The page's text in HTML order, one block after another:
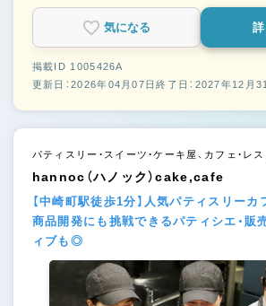
気になる
掲載ID 1005426A
更新日：2026年04月07日終了日：2027年12月
パティスリー・スイーツ・ケーキ屋、カフェ・レ
hannoc（ハノック）cake,cafe
【中崎町駅徒歩1分】人気パティスリーカ
商品開発にも挑戦できるパティシエ・販
ィブも◎